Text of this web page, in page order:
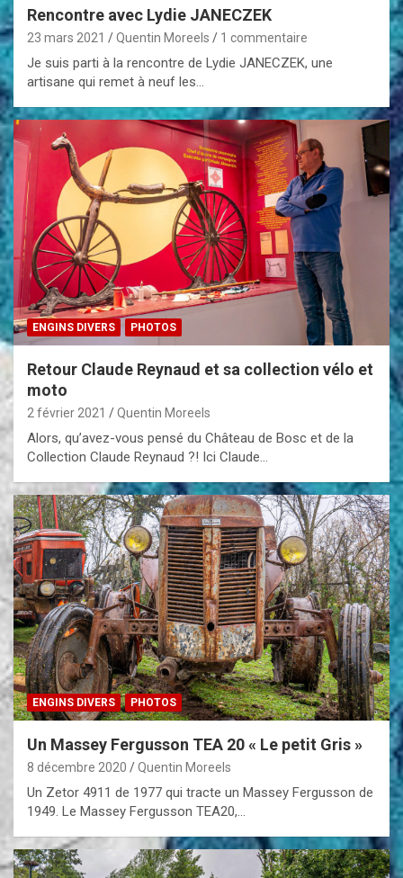
Rencontre avec Lydie JANECZEK
23 mars 2021 Quentin Moreels 1 commentaire
Je suis parti à la rencontre de Lydie JANECZEK, une
artisane qui remet à neuf les…
ENGINS DIVERS PHOTOS
Retour Claude Reynaud et sa collection vélo et
moto
2 février 2021 Quentin Moreels
Alors, qu’avez-vous pensé du Château de Bosc et de la
Collection Claude Reynaud ?! Ici Claude…
ENGINS DIVERS PHOTOS
Un Massey Fergusson TEA 20 « Le petit Gris »
8 décembre 2020 Quentin Moreels
Un Zetor 4911 de 1977 qui tracte un Massey Fergusson de
1949. Le Massey Fergusson TEA20,…